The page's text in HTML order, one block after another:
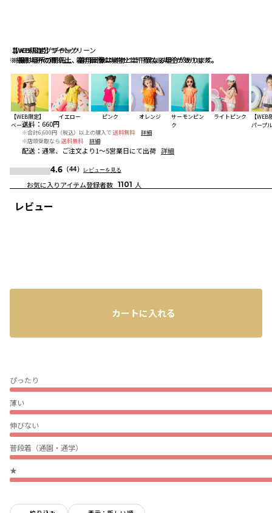
【WEB限定】ライトグリーン
※撮影場所の関係上、着用画像は実物と若干異なる場合があります。
エメラルドグリーン
※撮影場所の関係上、着用画像は実物と若干異なる場合があります。
【WEB限定】ブラック
※撮影場所の関係上、着用画像は実物と若干異なる場合があります。
【WEB限定】
ベージュ
イエロー ピンク オレンジ
サーモンピン
ク
ライトピンク
【WEB
パープル
レビュー
ぴったり
薄い
伸びない
普段着（通園・通学）
★
送料 ： 660円
※合計6,600円（税込）以上の購入で 送料無料
詳細
※店頭受取なら 送料無料 詳細
配送 ： 通常、ご注文より1～5営業日にて出荷 詳細
4.6 （44） レビューを見る
お気に入りアイテム登録者数 1101 人
カートに入れる